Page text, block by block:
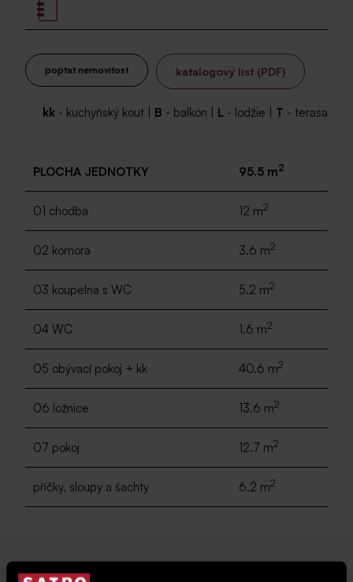
poptat nemovitost katalogový list (PDF)
kk - kuchyňský kout | B - balkón | L - lodžie | T - terasa
PLOCHA JEDNOTKY 95.5 m2
01 chodba 12 m2
02 komora 3.6 m2
03 koupelna s WC 5.2 m2
04 WC 1.6 m2
05 obývací pokoj + kk 40.6 m2
06 ložnice 13.6 m2
07 pokoj 12.7 m2
příčky, sloupy a šachty 6.2 m2
CELKOVÁ PLOCHA 2